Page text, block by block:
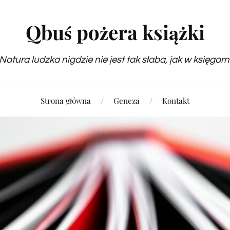
Qbuś pożera książki
ludzka nigdzie nie jest tak słaba, jak w
Strona główna Geneza Kontakt